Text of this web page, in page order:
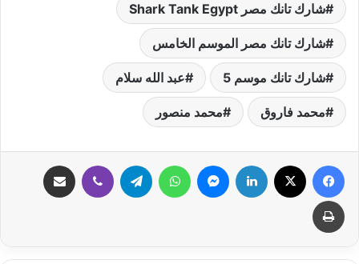
شارك تانك مصر Shark Tank Egypt
شارك تانك مصر الموسم الخامس
شارك تانك موسم 5 عبد الله سلام
محمد فاروق محمد منصور
فيسبوك لينكدإن ماسنجر واتساب تيلقرام ڤايبر
طباعة